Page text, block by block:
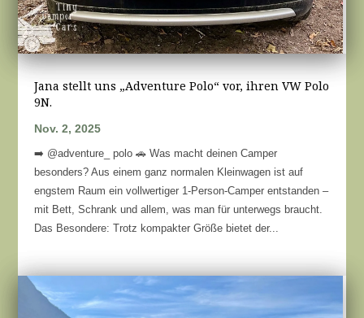
Jana stellt uns „Adventure Polo“ vor, ihren VW Polo
9N.
Nov. 2, 2025
➡️ @adventure_ polo 🚗 Was macht deinen Camper
besonders? Aus einem ganz normalen Kleinwagen ist auf
engstem Raum ein vollwertiger 1-Person-Camper entstanden –
mit Bett, Schrank und allem, was man für unterwegs braucht.
Das Besondere: Trotz kompakter Größe bietet der...